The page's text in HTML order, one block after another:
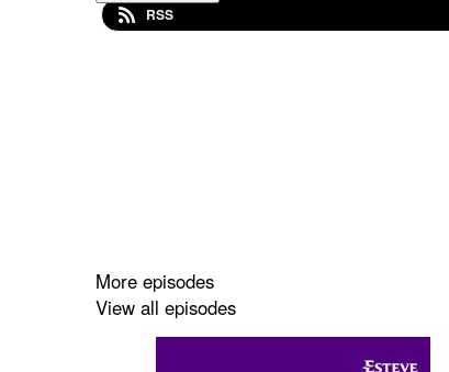
RSS
More episodes
View all episodes